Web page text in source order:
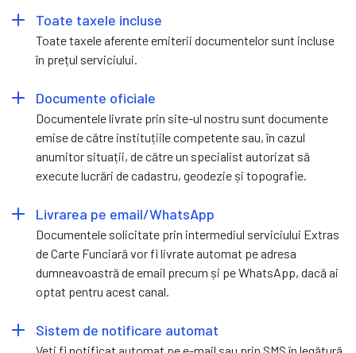
Toate taxele incluse
Toate taxele aferente emiterii documentelor sunt incluse
în prețul serviciului.
Documente oficiale
Documentele livrate prin site-ul nostru sunt documente
emise de către instituțiile competente sau, în cazul
anumitor situații, de către un specialist autorizat să
execute lucrări de cadastru, geodezie și topografie.
Livrarea pe email/WhatsApp
Documentele solicitate prin intermediul serviciului Extras
de Carte Funciară vor fi livrate automat pe adresa
dumneavoastră de email precum și pe WhatsApp, dacă ai
optat pentru acest canal.
Sistem de notificare automat